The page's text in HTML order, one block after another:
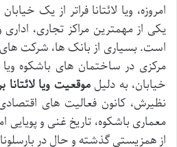
امروزه، ویا لائتانا فراتر از یک
یکی از مهمترین مراکز تجاری،
است. بسیاری از بانک ها، شرکت های
مرکزی در ساختمان های باشکوه ویا
خیابان، به دلیلموقعیت ویا
نظیرش، کانون فعالیت های
معماری باشکوه، تاریخ غنی و پویایی
از همزیستی گذشته و حال در